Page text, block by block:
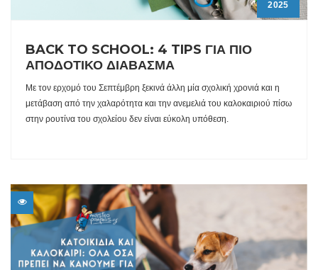
2025
BACK TO SCHOOL: 4 TIPS ΓΙΑ ΠΙΟ
ΑΠΟΔΟΤΙΚΟ ΔΙΑΒΑΣΜΑ
Με τον ερχομό του Σεπτέμβρη ξεκινά άλλη μία σχολική χρονιά και η
μετάβαση από την χαλαρότητα και την ανεμελιά του καλοκαιριού πίσω
στην ρουτίνα του σχολείου δεν είναι εύκολη υπόθεση.